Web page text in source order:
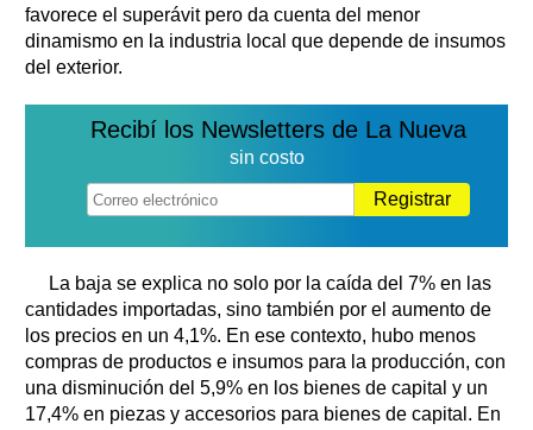
favorece el superávit pero da cuenta del menor
dinamismo en la industria local que depende de insumos
del exterior.
Recibí los Newsletters de La Nueva
sin costo
Registrar
La baja se explica no solo por la caída del 7% en las
cantidades importadas, sino también por el aumento de
los precios en un 4,1%. En ese contexto, hubo menos
compras de productos e insumos para la producción, con
una disminución del 5,9% en los bienes de capital y un
17,4% en piezas y accesorios para bienes de capital. En